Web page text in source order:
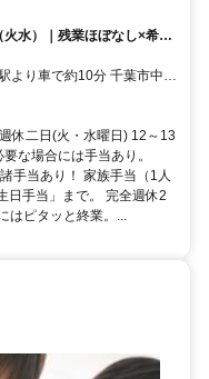
水）｜残業ほぼなし×希望
・千葉中央駅より車で約10分
二日(火・水曜日) 12～13
な場合には手当あり。
手当あり！ 家族手当（1人
日手当」まで。 完全週休2
はピタッと終業。...